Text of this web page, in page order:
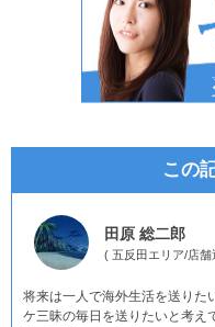
この
田原 総二郎
( 五反田エリア/店舗
将来は一人で海外生活を送りた
ケ三昧の毎日を送りたいと考え